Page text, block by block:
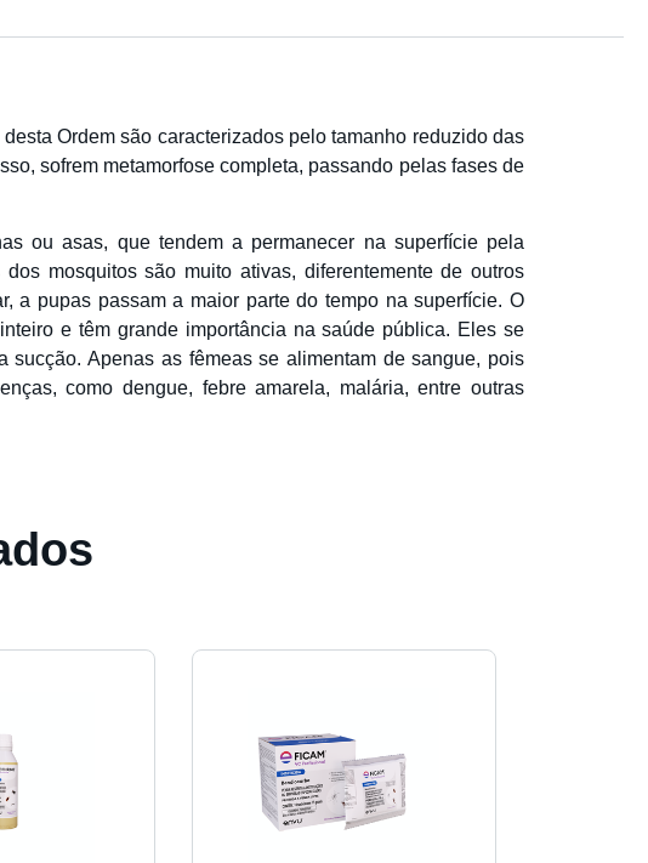
Ordem são caracterizados pelo tamanho reduzido das
sofrem metamorfose completa, passando pelas fases de
ou asas, que tendem a permanecer na superfície pela
mosquitos são muito ativas, diferentemente de outros
a pupas passam a maior parte do tempo na superfície. O
e têm grande importância na saúde pública. Eles se
Apenas as fêmeas se alimentam de sangue, pois
como dengue, febre amarela, malária, entre outras